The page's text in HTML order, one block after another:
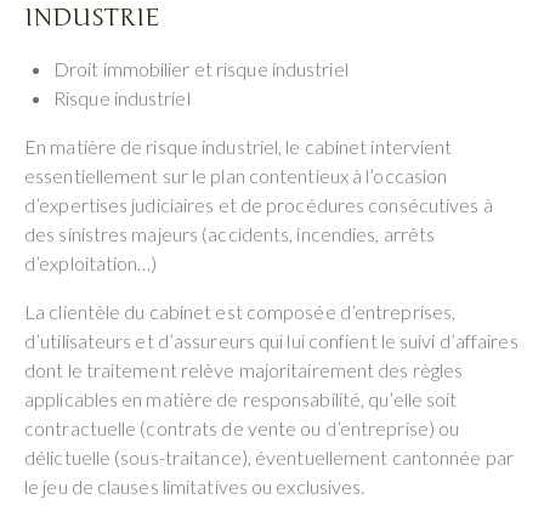
INDUSTRIE
Droit immobilier et risque industriel
Risque industriel
En matière de risque industriel, le cabinet intervient
essentiellement sur le plan contentieux à l’occasion
d’expertises judiciaires et de procédures consécutives à
des sinistres majeurs (accidents, incendies, arrêts
d’exploitation…)
La clientèle du cabinet est composée d’entreprises,
d’utilisateurs et d’assureurs qui lui confient le suivi d’affaires
dont le traitement relève majoritairement des règles
applicables en matière de responsabilité, qu’elle soit
contractuelle (contrats de vente ou d’entreprise) ou
délictuelle (sous-traitance), éventuellement cantonnée par
le jeu de clauses limitatives ou exclusives.